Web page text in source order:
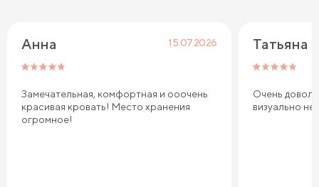
Анна 15.07.2026
Замечательная, комфортная и ооочень
красивая кровать! Место хранения
огромное!
Татьяна
Очень
визуально